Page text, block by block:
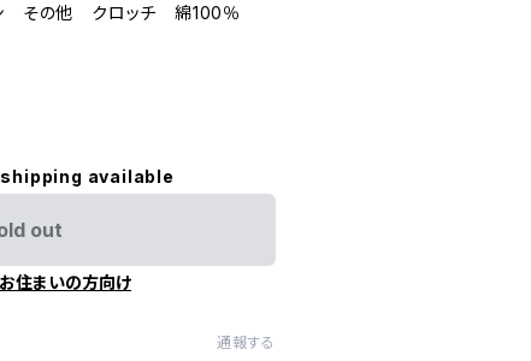
ン その他 クロッチ 綿100％
available
out
住まいの方向け
通報する